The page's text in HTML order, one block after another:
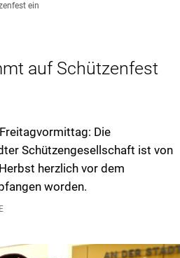
ein
auf Schützenfest
Die
Schützengesellschaft ist von
herzlich vor dem
worden.